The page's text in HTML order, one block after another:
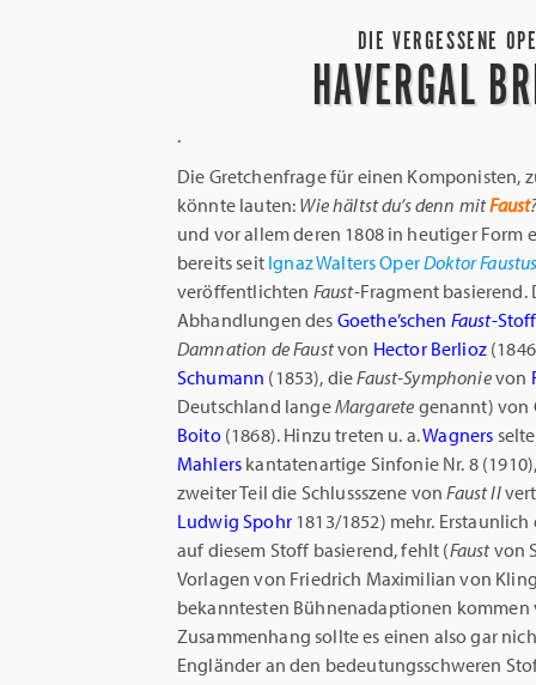
DIE VERGESSENE
HAVERGAL
.
Die Gretchenfrage für einen Komponisten,
könnte lauten: Wie hältst du’s denn mitFaust
und vor allem deren 1808 in heutiger Form
bereits seitIgnaz Walters OperDoktor
veröffentlichten Faust-Fragment
Abhandlungen des Goethe’schen Faust-
Damnation de Faustvon Hector Berlioz
Schumann (1853), dieFaust-Symphonievon
Deutschland langeMargarete genannt) von
Boito(1868). Hinzu treten u. a.Wagners
Mahlers kantatenartige Sinfonie Nr. 8
zweiter Teil die Schlussszene vonFaust II
Ludwig Spohr1813/1852) mehr.
auf diesem Stoff basierend, fehlt (Faustvon
Vorlagen von Friedrich Maximilian von
bekanntesten Bühnenadaptionen kommen
Zusammenhang sollte es einen also gar
Engländer an den bedeutungsschweren